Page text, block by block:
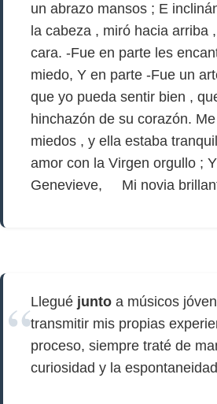
un abrazo mansos ; E
la cabeza , miró hacia
cara. -Fue en parte les
miedo, Y en parte -Fue un
que yo pueda sentir bien ,
hinchazón de su corazón.
miedos , y ella estaba
amor con la Virgen orgullo ;
Genevieve, Mi novia
Llegué junto a músicos
transmitir mis propias
proceso, siempre traté de
curiosidad y la